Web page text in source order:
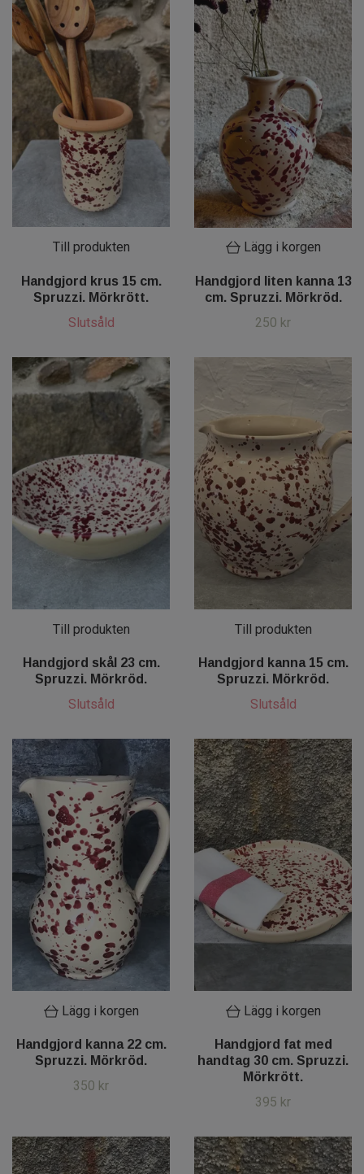
Till produkten
Handgjord krus 15 cm.
Spruzzi. Mörkrött.
Slutsåld
Lägg i korgen
Handgjord liten kanna 13
cm. Spruzzi. Mörkröd.
250 kr
Till produkten
Handgjord skål 23 cm.
Spruzzi. Mörkröd.
Slutsåld
Till produkten
Handgjord kanna 15 cm.
Spruzzi. Mörkröd.
Slutsåld
Lägg i korgen
Handgjord kanna 22 cm.
Spruzzi. Mörkröd.
350 kr
Lägg i korgen
Handgjord fat med
handtag 30 cm. Spruzzi.
Mörkrött.
395 kr